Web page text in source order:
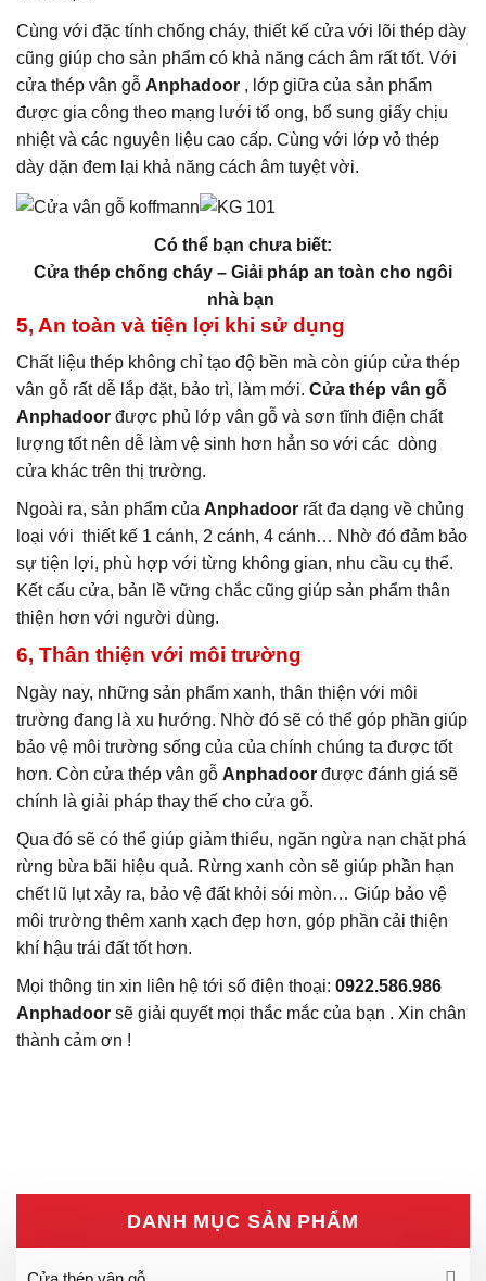
Cùng với đặc tính chống cháy, thiết kế cửa với lõi thép dày
cũng giúp cho sản phẩm có khả năng cách âm rất tốt. Với
cửa thép vân gỗ Anphadoor , lớp giữa của sản phẩm
được gia công theo mạng lưới tổ ong, bổ sung giấy chịu
nhiệt và các nguyên liệu cao cấp. Cùng với lớp vỏ thép
dày dặn đem lại khả năng cách âm tuyệt vời.
Có thể bạn chưa biết:
Cửa thép chống cháy – Giải pháp an toàn cho ngôi
nhà bạn
5, An toàn và tiện lợi khi sử dụng
Chất liệu thép không chỉ tạo độ bền mà còn giúp cửa thép
vân gỗ rất dễ lắp đặt, bảo trì, làm mới. Cửa thép vân gỗ
Anphadoor được phủ lớp vân gỗ và sơn tĩnh điện chất
lượng tốt nên dễ làm vệ sinh hơn hẳn so với các dòng
cửa khác trên thị trường.
Ngoài ra, sản phẩm của Anphadoor rất đa dạng về chủng
loại với thiết kế 1 cánh, 2 cánh, 4 cánh… Nhờ đó đảm bảo
sự tiện lợi, phù hợp với từng không gian, nhu cầu cụ thể.
Kết cấu cửa, bản lề vững chắc cũng giúp sản phẩm thân
thiện hơn với người dùng.
6, Thân thiện với môi trường
Ngày nay, những sản phẩm xanh, thân thiện với môi
trường đang là xu hướng. Nhờ đó sẽ có thể góp phần giúp
bảo vệ môi trường sống của của chính chúng ta được tốt
hơn. Còn cửa thép vân gỗ Anphadoor được đánh giá sẽ
chính là giải pháp thay thế cho cửa gỗ.
Qua đó sẽ có thể giúp giảm thiểu, ngăn ngừa nạn chặt phá
rừng bừa bãi hiệu quả. Rừng xanh còn sẽ giúp phần hạn
chết lũ lụt xảy ra, bảo vệ đất khỏi sói mòn… Giúp bảo vệ
môi trường thêm xanh xạch đẹp hơn, góp phần cải thiện
khí hậu trái đất tốt hơn.
Mọi thông tin xin liên hệ tới số điện thoại: 0922.586.986
Anphadoor sẽ giải quyết mọi thắc mắc của bạn . Xin chân
thành cảm ơn !
DANH MỤC SẢN PHẨM